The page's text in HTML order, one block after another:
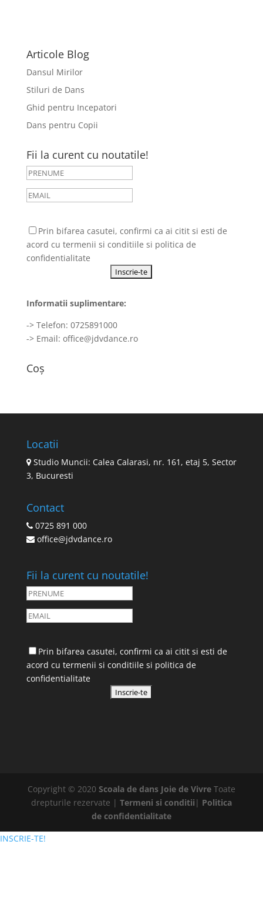
Articole Blog
Dansul Mirilor
Stiluri de Dans
Ghid pentru Incepatori
Dans pentru Copii
Fii la curent cu noutatile!
Prin bifarea casutei, confirmi ca ai citit si esti de
acord cu termenii si conditiile si politica de
confidentialitate
Informatii suplimentare:
-> Telefon: 0725891000
-> Email: office@jdvdance.ro
Coș
Locatii
Studio Muncii: Calea Calarasi, nr. 161, etaj 5, Sector
3, Bucuresti
Contact
0725 891 000
office@jdvdance.ro
Fii la curent cu noutatile!
Prin bifarea casutei, confirmi ca ai citit si esti de
acord cu termenii si conditiilesi politica de
confidentialitate
Copyright © 2020 Scoala de dans Joie de VivreToate
drepturile rezervate | Termeni si conditii | Politica
de confidentialitate
INSCRIE-TE!